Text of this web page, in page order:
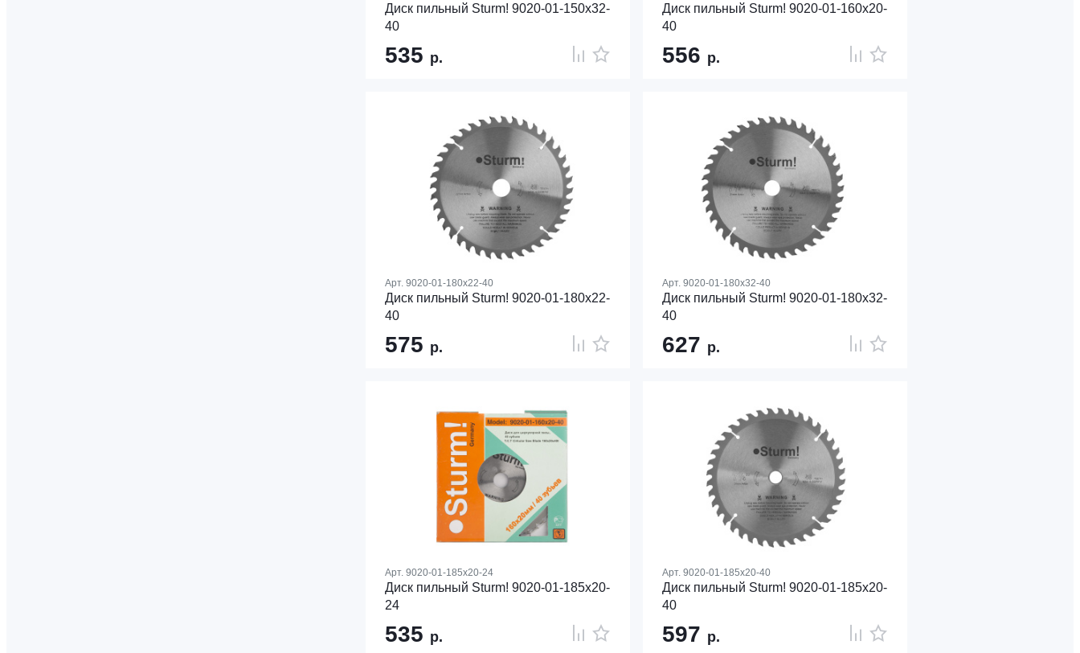
Диск пильный Sturm! 9020-01-150x32-
40
535 р.
Диск пильный Sturm! 9020-01-160x20-
40
556 р.
Арт. 9020-01-180x22-40
Диск пильный Sturm! 9020-01-180x22-
40
575 р.
Арт. 9020-01-180x32-40
Диск пильный Sturm! 9020-01-180x32-
40
627 р.
Арт. 9020-01-185x20-24
Диск пильный Sturm! 9020-01-185x20-
24
535 р.
Арт. 9020-01-185x20-40
Диск пильный Sturm! 9020-01-185x20-
40
597 р.